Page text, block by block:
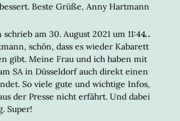
Beste Grüße, Anny Hartmann
schrieb am 30. August 2021 um 11:44
schön, dass es wieder Kabarett
gibt. Meine Frau und ich haben mit
SA in Düsseldorf auch direkt einen
So viele gute und wichtige Infos,
der Presse nicht erfährt. Und dabei
Super!
...DIESE